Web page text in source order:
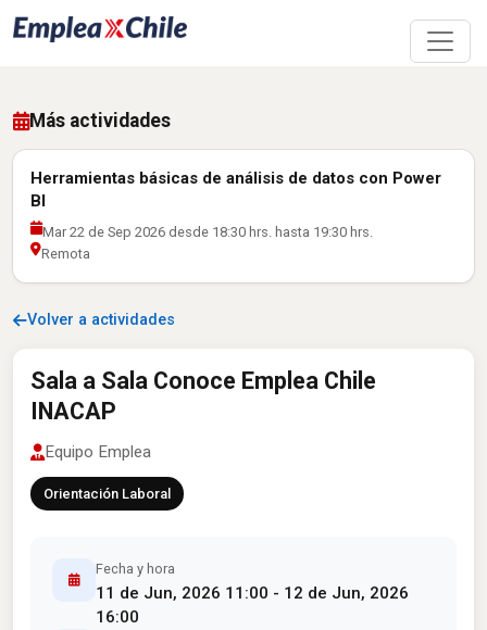
Volver a actividades
Sala a Sala Conoce Emplea Chile
INACAP
Equipo Emplea
Orientación Laboral
Fecha y hora
11 de Jun, 2026 11:00 - 12 de Jun, 2026
16:00
Más actividades
Herramientas básicas de análisis de datos con Power
BI
Mar 22 de Sep 2026 desde 18:30 hrs. hasta 19:30 hrs.
Remota